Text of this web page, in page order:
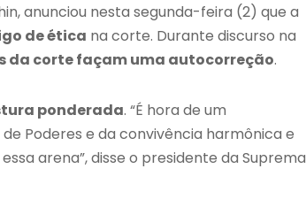
anunciou nesta segunda-feira (2) que a
de ética na corte. Durante discurso na
da corte façam uma autocorreção.
ponderada. “É hora de um
Poderes e da convivência harmônica e
arena”, disse o presidente da Suprema